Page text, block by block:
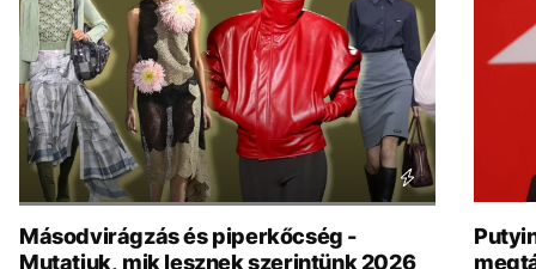
Másodvirágzás és piperkőcség -
Mutatjuk, mik lesznek szerintünk 2026